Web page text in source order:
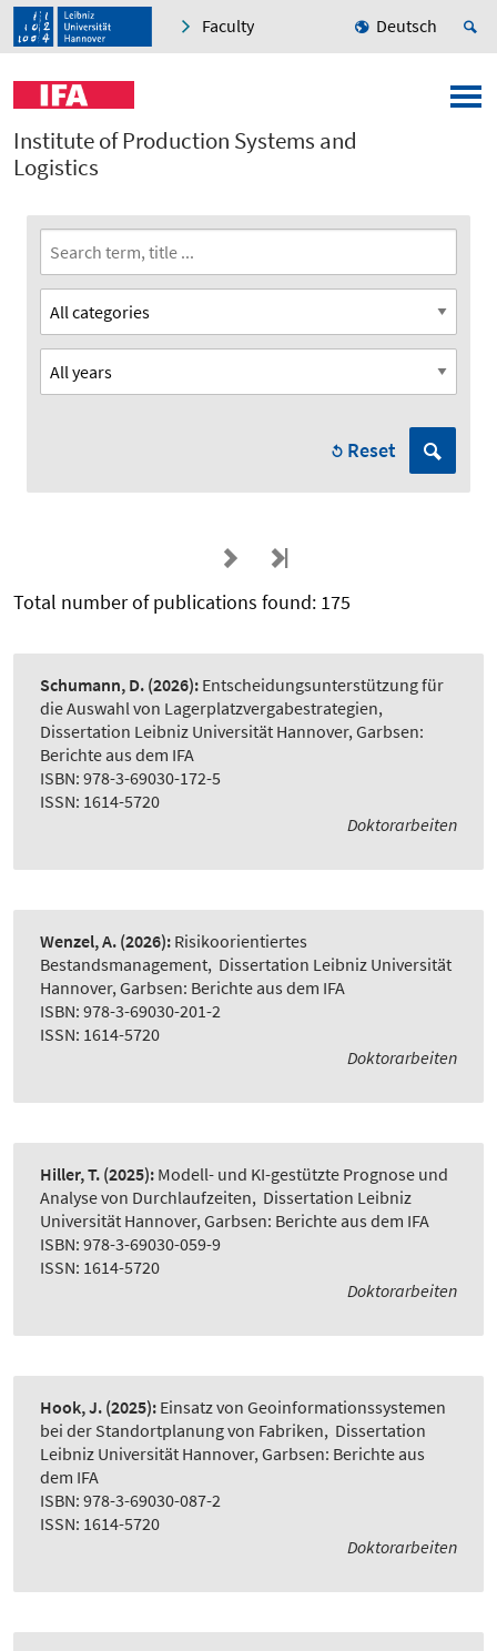
Faculty Deutsch
Institute of Production Systems and
Logistics
Reset
Total number of publications found: 175
Schumann, D. (2026): Entscheidungsunterstützung für
die Auswahl von Lagerplatzvergabestrategien,
Dissertation Leibniz Universität Hannover, Garbsen:
Berichte aus dem IFA
ISBN: 978-3-69030-172-5
ISSN: 1614-5720
Doktorarbeiten
Wenzel, A. (2026): Risikoorientiertes
Bestandsmanagement, Dissertation Leibniz Universität
Hannover, Garbsen: Berichte aus dem IFA
ISBN: 978-3-69030-201-2
ISSN: 1614-5720
Doktorarbeiten
Hiller, T. (2025): Modell- und KI-gestützte Prognose und
Analyse von Durchlaufzeiten, Dissertation Leibniz
Universität Hannover, Garbsen: Berichte aus dem IFA
ISBN: 978-3-69030-059-9
ISSN: 1614-5720
Doktorarbeiten
Hook, J. (2025): Einsatz von Geoinformationssystemen
bei der Standortplanung von Fabriken, Dissertation
Leibniz Universität Hannover, Garbsen: Berichte aus
dem IFA
ISBN: 978-3-69030-087-2
ISSN: 1614-5720
Doktorarbeiten